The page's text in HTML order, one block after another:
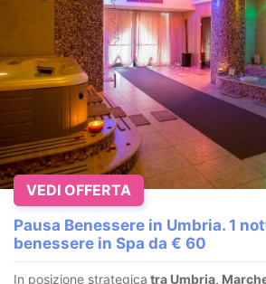
Pausa Benessere in Umbria. 1
benessere in Spa da € 60
In posizione strategica tra Umbria,
VEDI OFFERTA